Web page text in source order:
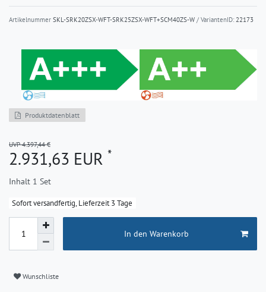
Artikelnummer SKL-SRK20ZSX-WFT-SRK25ZSX-WFT+SCM40ZS-W / VariantenID: 22173
Produktdatenblatt
UVP 4.397,44 €
2.931,63 EUR *
Inhalt 1 Set
Sofort versandfertig, Lieferzeit 3 Tage
In den Warenkorb
Wunschliste